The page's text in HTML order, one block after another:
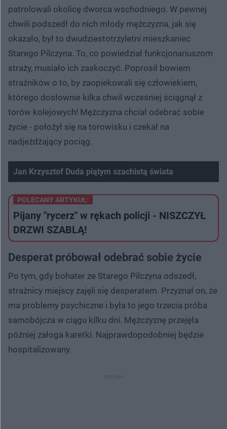
patrolowali okolicę dworca wschodniego. W pewnej
chwili podszedł do nich młody mężczyzna, jak się
okazało, był to dwudziestotrzyletni mieszkaniec
Starego Pilczyna. To, co powiedział funkcjonariuszom
straży, musiało ich zaskoczyć. Poprosił bowiem
strażników o to, by zaopiekowali się człowiekiem,
którego dosłownie kilka chwil wcześniej ściągnął z
torów kolejowych! Mężczyzna chciał odebrać sobie
życie - położył się na torowisku i czekał na
nadjeżdżający pociąg.
Jan Krzysztof Duda piątym szachistą świata
POLECANY ARTYKUŁ:
Pijany "rycerz" w rękach policji - NISZCZYŁ
DRZWI SZABLĄ!
Desperat próbował odebrać sobie życie
Po tym, gdy bohater ze Starego Pilczyna odszedł,
strażnicy miejscy zajęli się desperatem. Przyznał on, że
ma problemy psychiczne i była to jego trzecia próba
samobójcza w ciągu kilku dni. Mężczyznę przejęła
później załoga karetki. Najprawdopodobniej będzie
hospitalizowany.